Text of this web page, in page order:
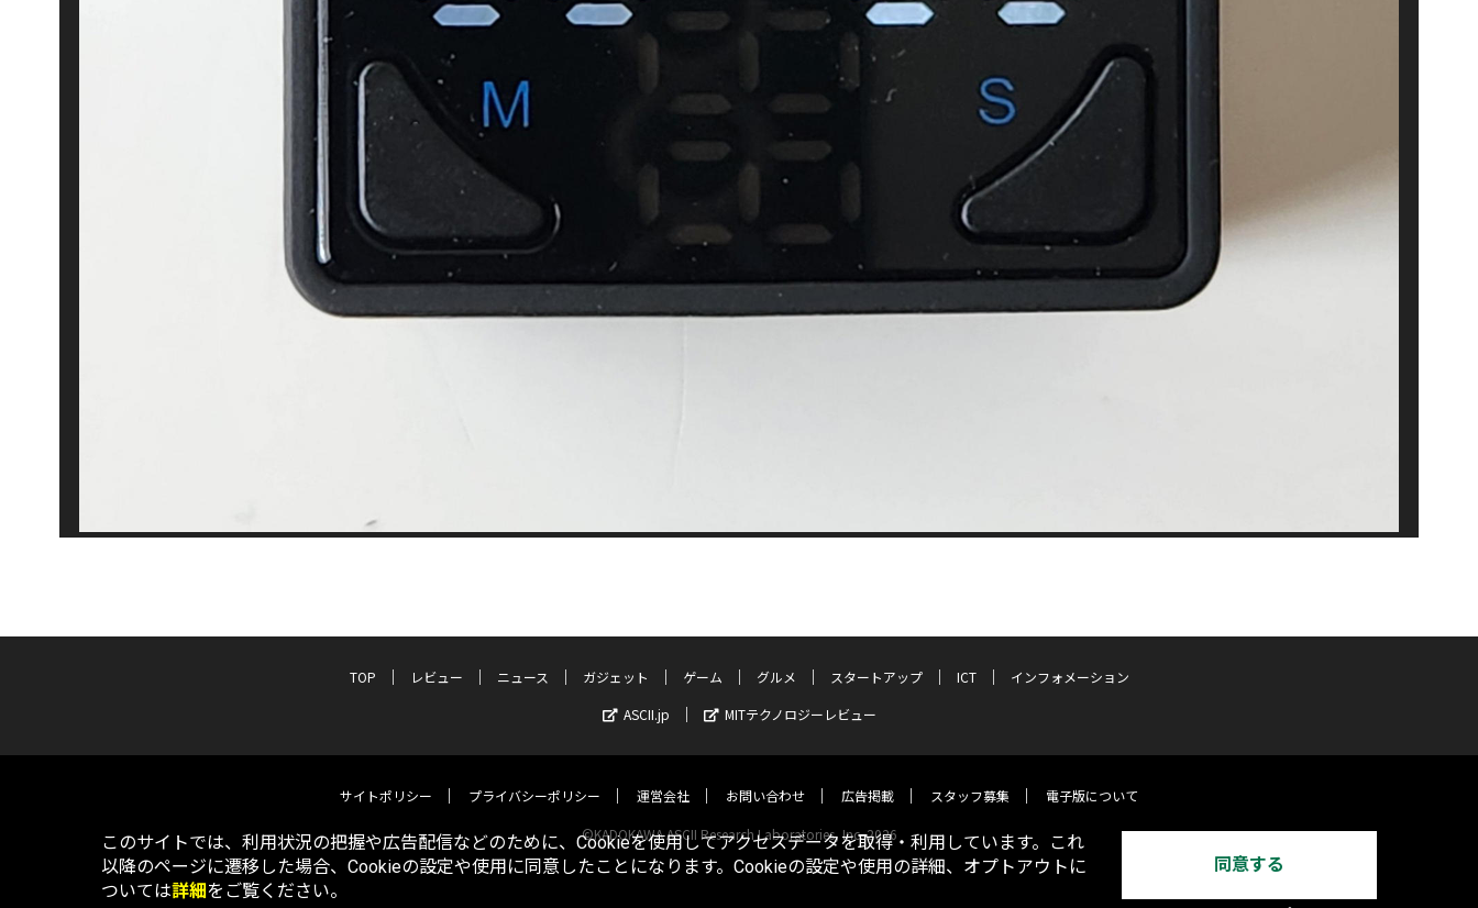
TOP レビュー ニュース ガジェット ゲーム グルメ スタートアップ ICT
インフォメーション
ASCII.jp
MITテクノロジーレビュー
サイトポリシー プライバシーポリシー 運営会社 お問い合わせ 広告掲載 スタッフ募集 電子版について
©KADOKAWA ASCII Research Laboratories, Inc. 2026
このサイトでは、利用状況の把握や広告配信などのために、Cookieを使用してアクセスデータを取得・利用しています。これ
以降のページに遷移した場合、Cookieの設定や使用に同意したことになります。Cookieの設定や使用の詳細、オプトアウトに
ついては詳細をご覧ください。
同意する